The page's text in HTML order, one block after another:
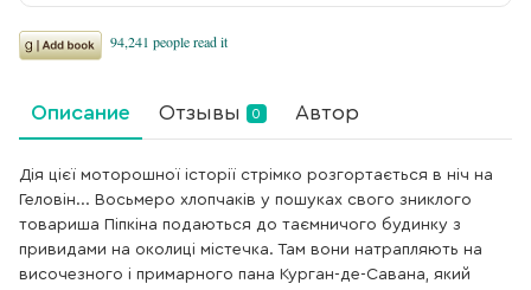
Описание Отзывы 0 Автор
Дія цієї моторошної історії стрімко розгортається в ніч на
Геловін... Восьмеро хлопчаків у пошуках свого зниклого
товариша Піпкіна подаються до таємничого будинку з
привидами на околиці містечка. Там вони натрапляють на
височезного і примарного пана Курган-де-Савана, який